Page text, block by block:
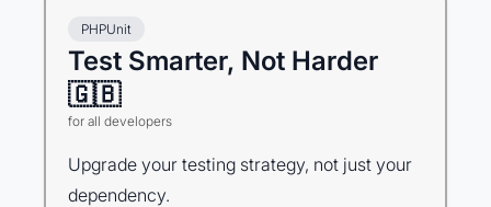
PHPUnit
Test Smarter, Not Harder
🇬🇧
for all developers
Upgrade your testing strategy, not just your
dependency.